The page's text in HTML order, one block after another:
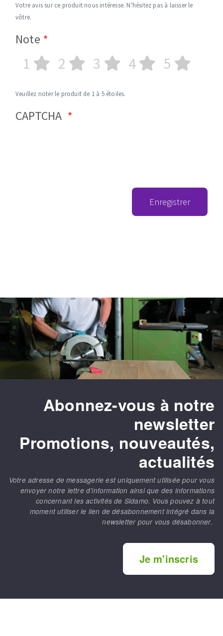
Votre avis sur ce produit nous intéresse. N'hésitez pas à laisser le
vôtre.
Note
1 2 3 4 5
Veuillez noter le produit de 1 à 5 étoiles.
CAPTCHA
Enregistrer
Abonnez-vous à notre
newsletter
Promotions, nouveautés,
actualités
Votre adresse de messagerie est uniquement utilisée pour vous
envoyer notre lettre d’information ainsi que des informations
concernant les activités de Sidamo. Vous pouvez à tout
moment utiliser le lien de désabonnement intégré dans la
newsletter pour vous désabonner.
Je m'inscris